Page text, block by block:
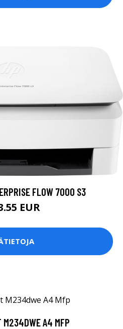
FLOW 7000 S3
EUR
M234DWE A4 MFP